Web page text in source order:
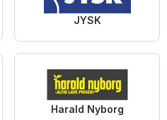
JYSK
Harald Nyborg